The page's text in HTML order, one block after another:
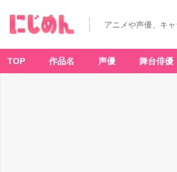
アニメや声優、キ
TOP 作品名 声優 舞台俳優